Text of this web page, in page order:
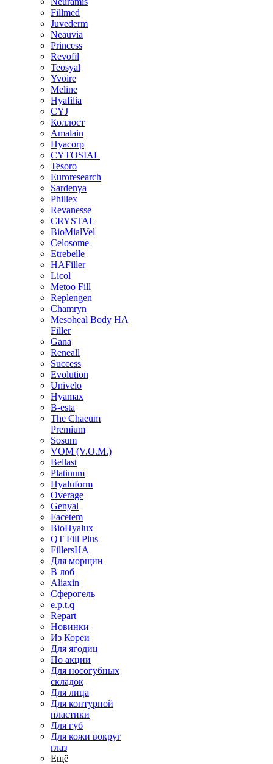
Fillmed
Juvederm
Neauvia
Princess
Revofil
Teosyal
Yvoire
Meline
Hyafilia
CYJ
Коллост
Amalain
Hyacorp
CYTOSIAL
Tesoro
Euroresearch
Sardenya
Phillex
Revanesse
CRYSTAL
BioMialVel
Celosome
Etrebelle
HAFiller
Licol
Metoo Fill
Replengen
Chamryn
Mesoheal Body HA
Filler
Gana
Reneall
Success
Evolution
Univelo
Hyamax
B-esta
The Chaeum
Premium
Sosum
VOM (V.O.M.)
Bellast
Platinum
Hyaluform
Overage
Genyal
Facetem
BioHyalux
QT Fill Plus
FillersHA
Для морщин
В лоб
Aliaxin
Сферогель
e.p.t.q
Repart
Новинки
Из Кореи
Для ягодиц
По акции
Для носогубных
складок
Для лица
Для контурной
пластики
Для губ
Для кожи вокруг
глаз
Ещё